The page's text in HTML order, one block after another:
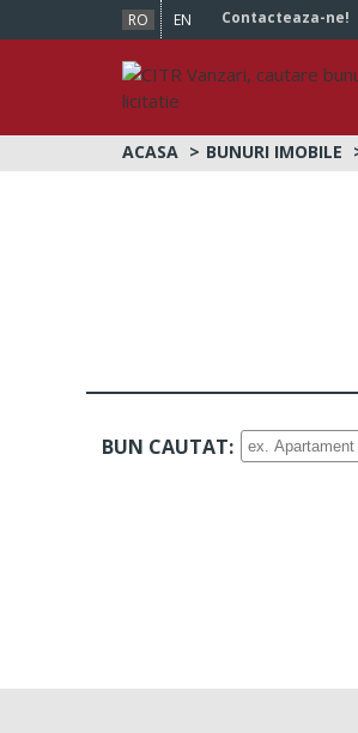
RO EN Contacteaza-ne!
ACASA BUNURI IMOBILE
BUN CAUTAT: